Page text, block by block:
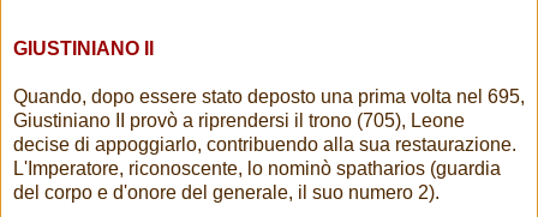
GIUSTINIANO II
Quando, dopo essere stato deposto una prima volta nel 695,
Giustiniano II provò a riprendersi il trono (705), Leone
decise di appoggiarlo, contribuendo alla sua restaurazione.
L'Imperatore, riconoscente, lo nominò spatharios (guardia
del corpo e d'onore del generale, il suo numero 2).